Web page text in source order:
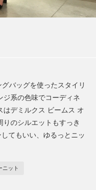
バッグを使ったスタイリ
ジ系の色味でコーディネ
はデミルクス ビームス オ
りのシルエットもすっき
てもいい、ゆるっとニッ
ニット